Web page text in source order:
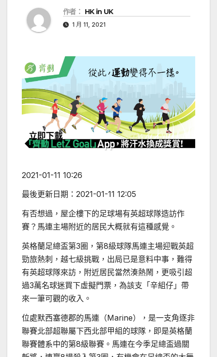
作者： HK in UK
1 月 11, 2021
2021-01-11 10:26
最後更新日期： 2021-01-11 12:05
有否想過，屋企樓下的足球場有英超球隊造訪作
賽？馬連主場附近的居民大概就有這種感覺。
英格蘭足總盃第3圈，第8級球隊馬連主場迎戰英超
勁旅熱刺，越七級挑戰，出局已是意料中事，難得
有英超球隊來訪，附近居民當然湊熱鬧，更吸引超
過3萬名球迷買下虛擬門票，為該支「辛組仔」帶
來一筆可觀的收入。
位處默西塞德郡的馬連（Marine），是一支角逐非
聯賽北部超聯屬下西北部甲組的球隊，即是英格蘭
聯賽體系中的第8級聯賽。馬連在今季足總盃過關